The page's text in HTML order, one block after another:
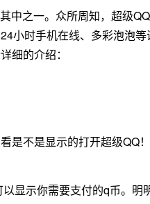
中之一。众所周知，超级
小时手机在线、多彩泡泡
细的介绍：
是不是显示的打开超级QQ
显示你需要支付的q币。明